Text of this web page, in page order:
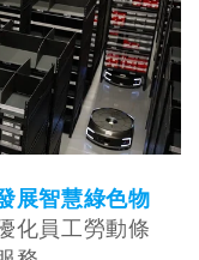
展智慧綠色物
化員工勞動條